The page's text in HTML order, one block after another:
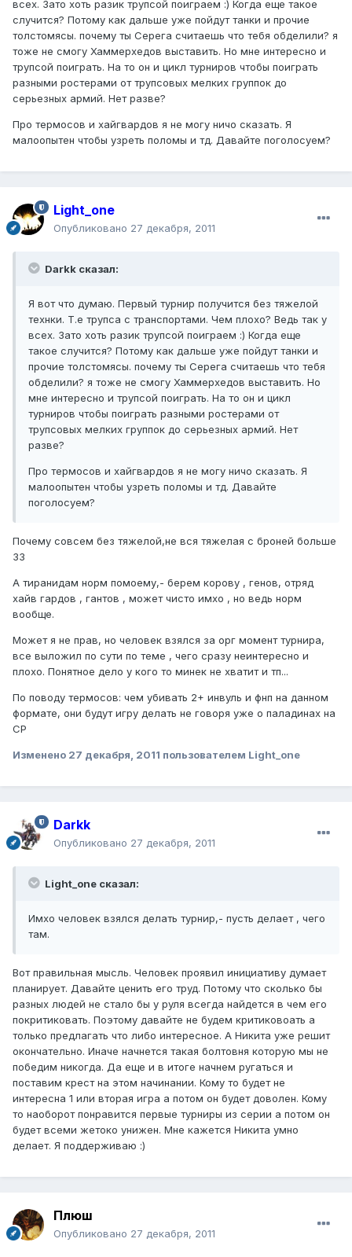
всех. Зато хоть разик трупсой поиграем :) Когда еще такое
случится? Потому как дальше уже пойдут танки и прочие
толстомясы. почему ты Серега считаешь что тебя обделили? я
тоже не смогу Хаммерхедов выставить. Но мне интересно и
трупсой поиграть. На то он и цикл турниров чтобы поиграть
разными ростерами от трупсовых мелких группок до
серьезных армий. Нет разве?
Про термосов и хайгвардов я не могу ничо сказать. Я
малоопытен чтобы узреть поломы и тд. Давайте поголосуем?
Light_one
Опубликовано 27 декабря, 2011
Darkk сказал:
Я вот что думаю. Первый турнир получится без тяжелой
технки. Т.е трупса с транспортами. Чем плохо? Ведь так у
всех. Зато хоть разик трупсой поиграем :) Когда еще
такое случится? Потому как дальше уже пойдут танки и
прочие толстомясы. почему ты Серега считаешь что тебя
обделили? я тоже не смогу Хаммерхедов выставить. Но
мне интересно и трупсой поиграть. На то он и цикл
турниров чтобы поиграть разными ростерами от
трупсовых мелких группок до серьезных армий. Нет
разве?
Про термосов и хайгвардов я не могу ничо сказать. Я
малоопытен чтобы узреть поломы и тд. Давайте
поголосуем?
Почему совсем без тяжелой,не вся тяжелая с броней больше
33
А тиранидам норм помоему,- берем корову , генов, отряд
хайв гардов , гантов , может чисто имхо , но ведь норм
вообще.
Может я не прав, но человек взялся за орг момент турнира,
все выложил по сути по теме , чего сразу неинтересно и
плохо. Понятное дело у кого то минек не хватит и тп...
По поводу термосов: чем убивать 2+ инвуль и фнп на данном
формате, они будут игру делать не говоря уже о паладинах на
СР
Изменено 27 декабря, 2011 пользователем Light_one
Darkk
Опубликовано 27 декабря, 2011
Light_one сказал:
Имхо человек взялся делать турнир,- пусть делает , чего
там.
Вот правильная мысль. Человек проявил инициативу думает
планирует. Давайте ценить его труд. Потому что сколько бы
разных людей не стало бы у руля всегда найдется в чем его
покритиковать. Поэтому давайте не будем критиковоать а
только предлагать что либо интересное. А Никита уже решит
окончательно. Иначе начнется такая болтовня которую мы не
победим никогда. Да еще и в итоге начнем ругаться и
поставим крест на этом начинании. Кому то будет не
интересна 1 или вторая игра а потом он будет доволен. Кому
то наоборот понравится первые турниры из серии а потом он
будет всеми жетоко унижен. Мне кажется Никита умно
делает. Я поддерживаю :)
Плюш
Опубликовано 27 декабря, 2011